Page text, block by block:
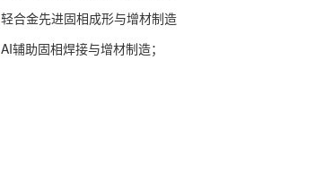
轻合金先进固相成形与增材制造
AI辅助固相焊接与增材制造；